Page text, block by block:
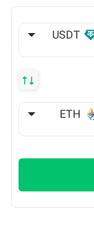
USDT
ETH